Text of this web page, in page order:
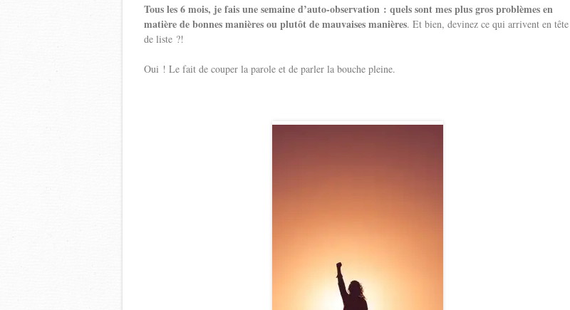
Tous les 6 mois, je fais une semaine d’auto-observation : quels sont mes plus gros problèmes en
matière de bonnes manières ou plutôt de mauvaises manières. Et bien, devinez ce qui arrivent en tête
de liste ?!
Oui ! Le fait de couper la parole et de parler la bouche pleine.